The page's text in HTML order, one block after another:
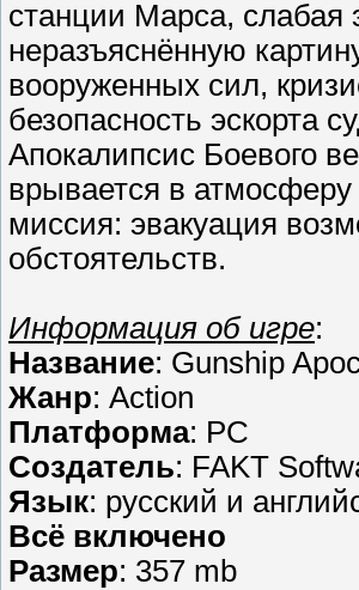
станции Марса, слабая
неразъяснённую
вооруженных сил,
безопасность эскорта
Апокалипсис Боевого
врывается в
миссия: эвакуация
обстоятельств.
Информация об игре:
Название: Gunship
Жанр: Action
Платформа: PC
Создатель: FAKT
Язык: русский и
Всё включено
Размер: 357 mb